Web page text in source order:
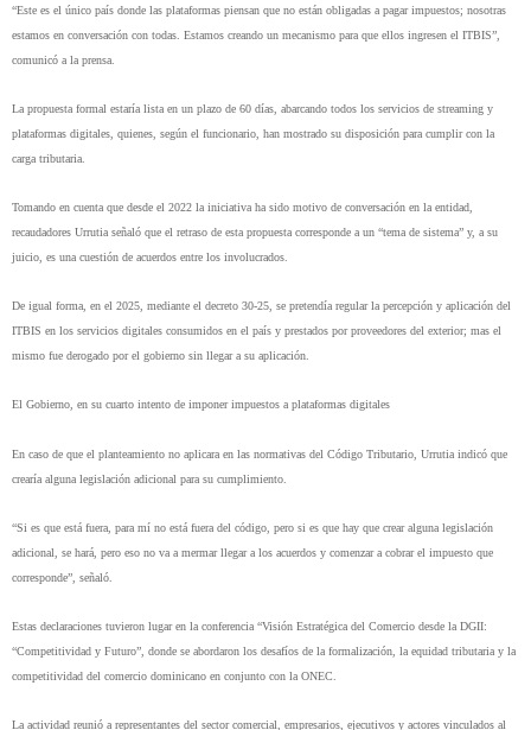
“Este es el único país donde las plataformas piensan que no están obligadas a pagar impuestos; nosotras
estamos en conversación con todas. Estamos creando un mecanismo para que ellos ingresen el ITBIS”,
comunicó a la prensa.
La propuesta formal estaría lista en un plazo de 60 días, abarcando todos los servicios de streaming y
plataformas digitales, quienes, según el funcionario, han mostrado su disposición para cumplir con la
carga tributaria.
Tomando en cuenta que desde el 2022 la iniciativa ha sido motivo de conversación en la entidad,
recaudadores Urrutia señaló que el retraso de esta propuesta corresponde a un “tema de sistema” y, a su
juicio, es una cuestión de acuerdos entre los involucrados.
De igual forma, en el 2025, mediante el decreto 30-25, se pretendía regular la percepción y aplicación del
ITBIS en los servicios digitales consumidos en el país y prestados por proveedores del exterior; mas el
mismo fue derogado por el gobierno sin llegar a su aplicación.
El Gobierno, en su cuarto intento de imponer impuestos a plataformas digitales
En caso de que el planteamiento no aplicara en las normativas del Código Tributario, Urrutia indicó que
crearía alguna legislación adicional para su cumplimiento.
“Si es que está fuera, para mí no está fuera del código, pero si es que hay que crear alguna legislación
adicional, se hará, pero eso no va a mermar llegar a los acuerdos y comenzar a cobrar el impuesto que
corresponde”, señaló.
Estas declaraciones tuvieron lugar en la conferencia “Visión Estratégica del Comercio desde la DGII:
“Competitividad y Futuro”, donde se abordaron los desafíos de la formalización, la equidad tributaria y la
competitividad del comercio dominicano en conjunto con la ONEC.
La actividad reunió a representantes del sector comercial, empresarios, ejecutivos y actores vinculados al